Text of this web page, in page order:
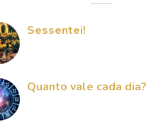
Sessentei!
Quanto vale cada dia?